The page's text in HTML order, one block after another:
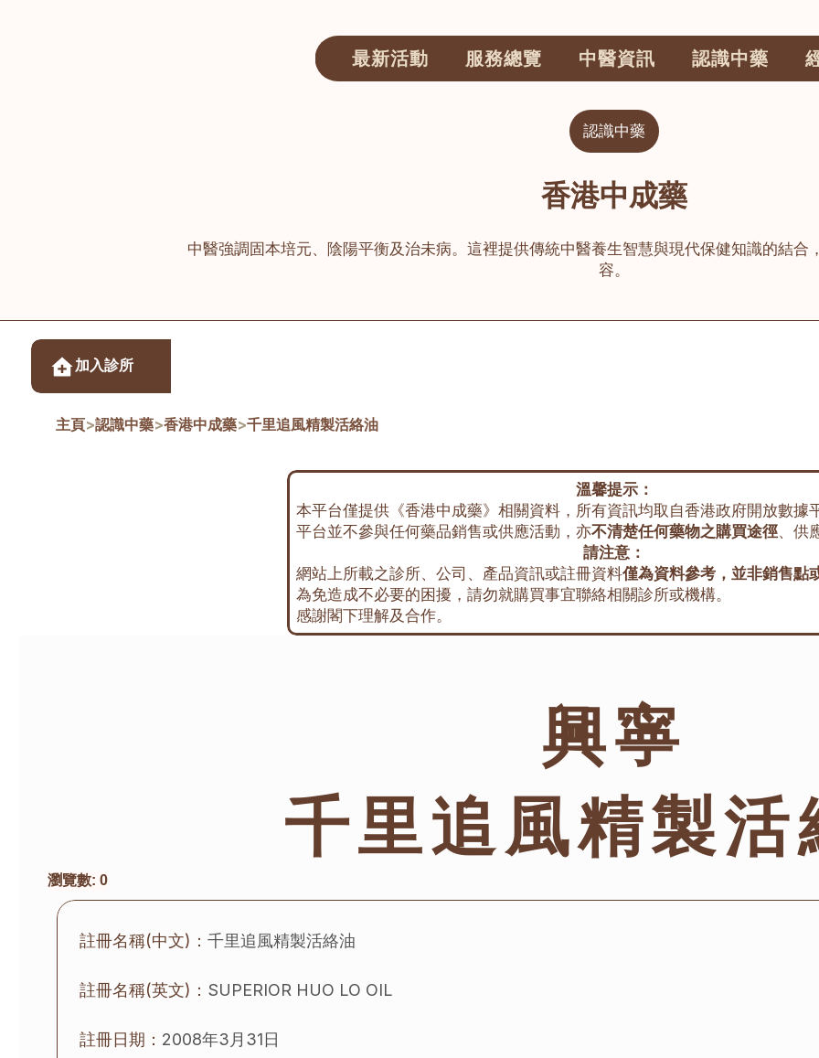
最新活動 服務總覽 中醫資訊 認識中藥
認識中藥
香港中成藥
中醫強調固本培元、陰陽平衡及治未病。這裡提供傳統中醫養生智慧與現代保健知識的結合
容。
加入診所
主頁>認識中藥>香港中成藥>千里追風精製活絡油
溫馨提示：
本平台僅提供《香港中成藥》相關資料，所有資訊均取自香港政府開放數據
平台並不參與任何藥品銷售或供應活動，亦不清楚任何藥物之購買途徑、供
請注意：
網站上所載之診所、公司、產品資訊或註冊資料僅為資料參考，並非銷售點
為免造成不必要的困擾，請勿就購買事宜聯絡相關診所或機構。
感謝閣下理解及合作。
興寧
千里追風精製活
瀏覽數: 0
註冊名稱(中文)： 千里追風精製活絡油
註冊名稱(英文)： SUPERIOR HUO LO OIL
註冊日期： 2008年3月31日